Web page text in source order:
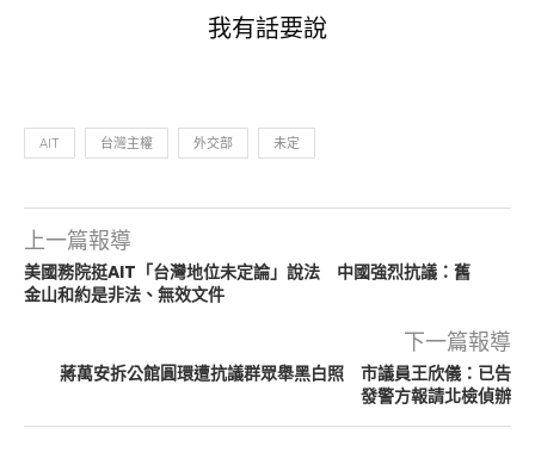
我有話要說
AIT 台灣主權 外交部 未定
上一篇報導
美國務院挺AIT「台灣地位未定論」說法 中國強烈抗議：舊
金山和約是非法、無效文件
下一篇報導
蔣萬安拆公館圓環遭抗議群眾舉黑白照 市議員王欣儀：已告
發警方報請北檢偵辦